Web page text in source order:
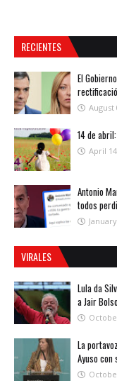
RECIENTES
El
August
14 de
April
Antonio
todos
VIRALES
Lula da
a Jair
La
Ayuso